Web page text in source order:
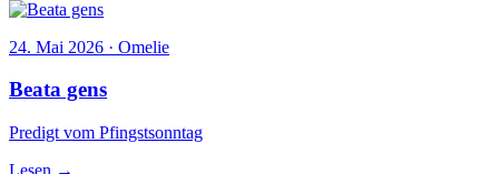
24. Mai 2026 · Omelie
Beata gens
Predigt vom Pfingstsonntag
Lesen →